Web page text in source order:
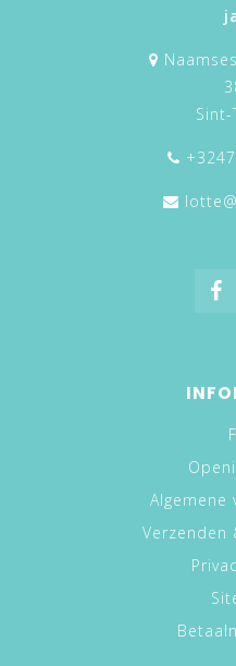
Algemene
Verzenden